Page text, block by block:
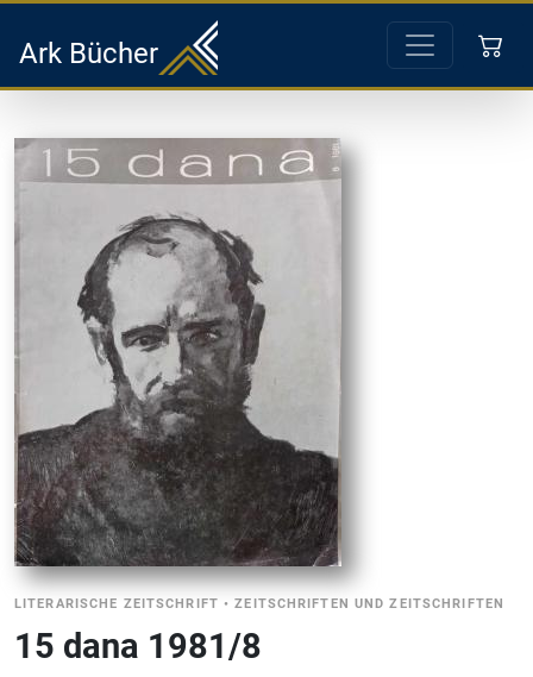
Ark Bücher
LITERARISCHE ZEITSCHRIFT •ZEITSCHRIFTEN UND ZEITSCHRIFTEN
15 dana 1981/8